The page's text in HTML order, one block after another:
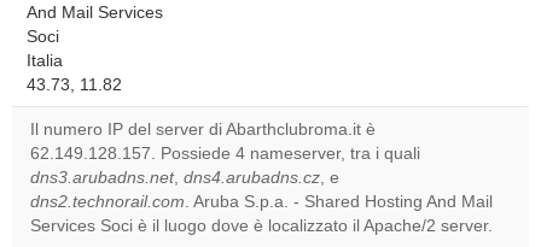
And Mail Services
Soci
Italia
43.73, 11.82
Il numero IP del server di Abarthclubroma.it è
62.149.128.157. Possiede 4 nameserver, tra i quali
dns3.arubadns.net, dns4.arubadns.cz, e
dns2.technorail.com. Aruba S.p.a. - Shared Hosting And Mail
Services Soci è il luogo dove è localizzato il Apache/2 server.